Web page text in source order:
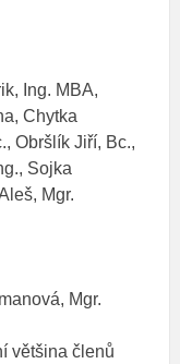
Ing. MBA,
Chytka
Obršlík Jiří, Bc.,
Sojka
Mgr.
Mgr.
většina členů